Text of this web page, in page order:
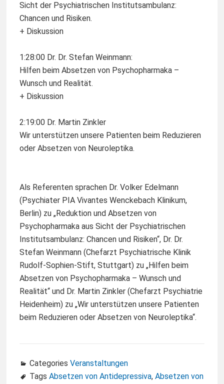
Sicht der Psychiatrischen Institutsambulanz:
Chancen und Risiken.
+ Diskussion
1:28:00 Dr. Dr. Stefan Weinmann:
Hilfen beim Absetzen von Psychopharmaka –
Wunsch und Realität.
+ Diskussion
2:19:00 Dr. Martin Zinkler
Wir unterstützen unsere Patienten beim Reduzieren
oder Absetzen von Neuroleptika.
Als Referenten sprachen Dr. Volker Edelmann
(Psychiater PIA Vivantes Wenckebach Klinikum,
Berlin) zu „Reduktion und Absetzen von
Psychopharmaka aus Sicht der Psychiatrischen
Institutsambulanz: Chancen und Risiken“, Dr. Dr.
Stefan Weinmann (Chefarzt Psychiatrische Klinik
Rudolf-Sophien-Stift, Stuttgart) zu „Hilfen beim
Absetzen von Psychopharmaka – Wunsch und
Realität“ und Dr. Martin Zinkler (Chefarzt Psychiatrie
Heidenheim) zu „Wir unterstützen unsere Patienten
beim Reduzieren oder Absetzen von Neuroleptika“.
Categories Veranstaltungen
Tags Absetzen von Antidepressiva, Absetzen von